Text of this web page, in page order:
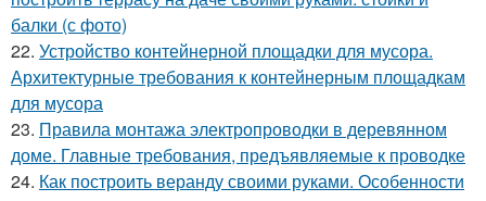
балки (с фото)
22. Устройство контейнерной площадки для мусора.
Архитектурные требования к контейнерным площадкам
для мусора
23. Правила монтажа электропроводки в деревянном
доме. Главные требования, предъявляемые к проводке
24. Как построить веранду своими руками. Особенности